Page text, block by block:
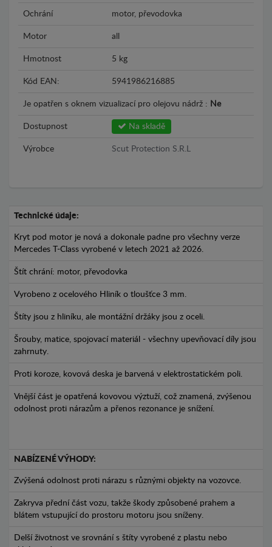
Ochrání motor, převodovka
Motor all
Hmotnost 5 kg
Kód EAN: 5941986216885
Je opatřen s oknem vizualizací pro olejovu nádrž : Ne
Dostupnost Na skladě
Výrobce Scut Protection S.R.L
Technické údaje:
Kryt pod motor je nová a dokonale padne pro všechny verze
Mercedes T-Class vyrobené v letech 2021 až 2026.
Štít chrání: motor, převodovka
Vyrobeno z ocelového Hliník o tloušťce 3 mm.
Štíty jsou z hliníku, ale montážní držáky jsou z oceli.
Šrouby, matice, spojovací materiál - všechny upevňovací díly jsou
zahrnuty.
Proti koroze, kovová deska je barvená v elektrostatickém poli.
Vnější část je opatřená kovovou výztuží, což znamená, zvýšenou
odolnost proti nárazům a přenos rezonance je snížení.
NABÍZENÉ VÝHODY:
Zvýšená odolnost proti nárazu s různými objekty na vozovce.
Zakryva přední část vozu, takže škody způsobené prahem a
blátem vstupující do prostoru motoru jsou sníženy.
Delší životnost ve srovnání s štíty vyrobené z plastu nebo